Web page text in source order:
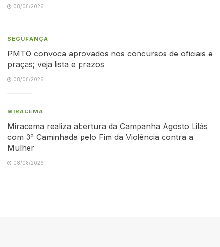
08/08/2026
SEGURANÇA
PMTO convoca aprovados nos concursos de oficiais e
praças; veja lista e prazos
08/08/2026
MIRACEMA
Miracema realiza abertura da Campanha Agosto Lilás
com 3ª Caminhada pelo Fim da Violência contra a
Mulher
08/08/2026